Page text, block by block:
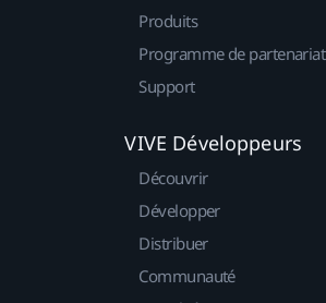
Produits
Programme de partenariat
Support
VIVE Développeurs
Découvrir
Développer
Distribuer
Communauté